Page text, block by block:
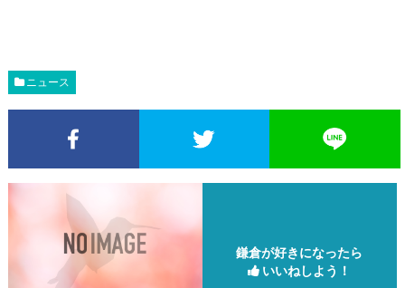
ニュース
Facebookでシェア Twitterでシェア
鎌倉が好きになったら
いいねしよう！